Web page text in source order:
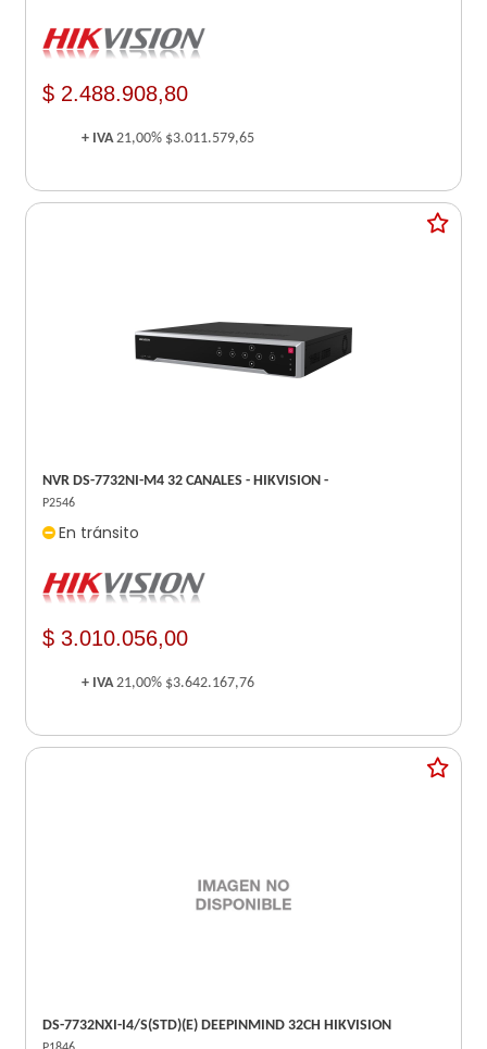
$ 2.488.908,80
+ IVA21,00% $3.011.579,65
NVR DS-7732NI-M4 32 CANALES - HIKVISION -
P2546
En tránsito
$ 3.010.056,00
+ IVA21,00% $3.642.167,76
DS-7732NXI-I4/S(STD)(E) DEEPINMIND 32CH HIKVISION